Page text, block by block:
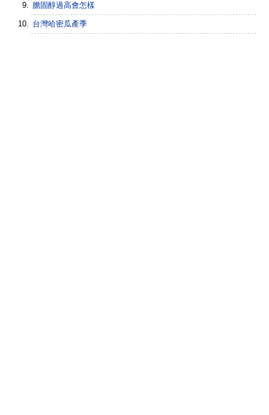
膽固醇過高會怎樣
台灣哈密瓜產季